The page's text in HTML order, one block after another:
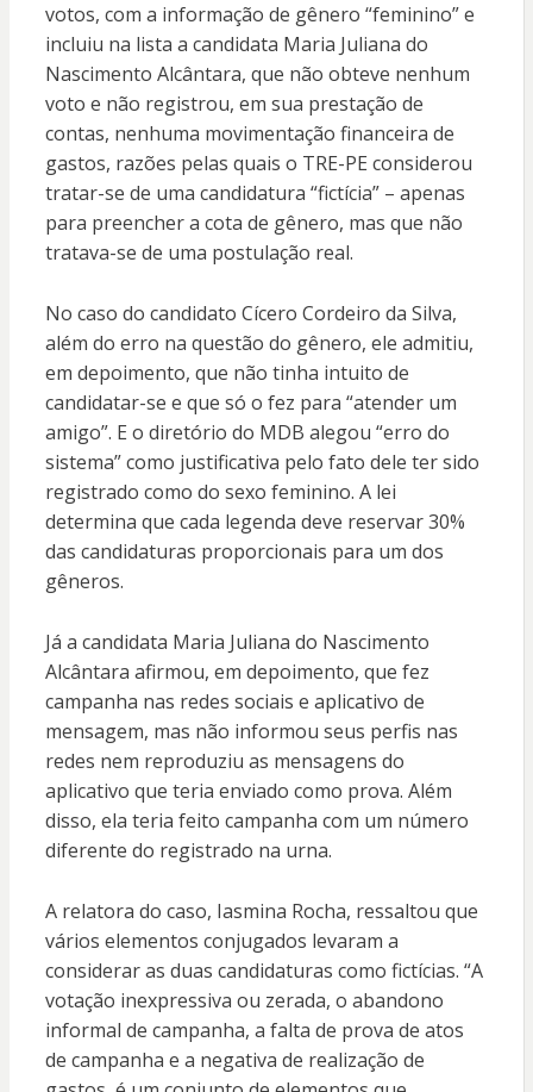
votos, com a informação de gênero “feminino” e
incluiu na lista a candidata Maria Juliana do
Nascimento Alcântara, que não obteve nenhum
voto e não registrou, em sua prestação de
contas, nenhuma movimentação financeira de
gastos, razões pelas quais o TRE-PE considerou
tratar-se de uma candidatura “fictícia” – apenas
para preencher a cota de gênero, mas que não
tratava-se de uma postulação real.
No caso do candidato Cícero Cordeiro da Silva,
além do erro na questão do gênero, ele admitiu,
em depoimento, que não tinha intuito de
candidatar-se e que só o fez para “atender um
amigo”. E o diretório do MDB alegou “erro do
sistema” como justificativa pelo fato dele ter sido
registrado como do sexo feminino. A lei
determina que cada legenda deve reservar 30%
das candidaturas proporcionais para um dos
gêneros.
Já a candidata Maria Juliana do Nascimento
Alcântara afirmou, em depoimento, que fez
campanha nas redes sociais e aplicativo de
mensagem, mas não informou seus perfis nas
redes nem reproduziu as mensagens do
aplicativo que teria enviado como prova. Além
disso, ela teria feito campanha com um número
diferente do registrado na urna.
A relatora do caso, Iasmina Rocha, ressaltou que
vários elementos conjugados levaram a
considerar as duas candidaturas como fictícias. “A
votação inexpressiva ou zerada, o abandono
informal de campanha, a falta de prova de atos
de campanha e a negativa de realização de